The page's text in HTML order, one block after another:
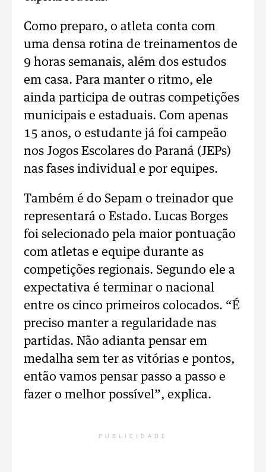
Como preparo, o atleta conta com
uma densa rotina de treinamentos de
9 horas semanais, além dos estudos
em casa. Para manter o ritmo, ele
ainda participa de outras competições
municipais e estaduais. Com apenas
15 anos, o estudante já foi campeão
nos Jogos Escolares do Paraná (JEPs)
nas fases individual e por equipes.
Também é do Sepam o treinador que
representará o Estado. Lucas Borges
foi selecionado pela maior pontuação
com atletas e equipe durante as
competições regionais. Segundo ele a
expectativa é terminar o nacional
entre os cinco primeiros colocados. “É
preciso manter a regularidade nas
partidas. Não adianta pensar em
medalha sem ter as vitórias e pontos,
então vamos pensar passo a passo e
fazer o melhor possível”, explica.
PUBLICIDADE